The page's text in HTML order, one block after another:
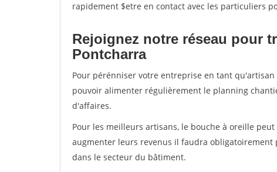
rapidement $etre en contact avec les particuliers
Rejoignez notre réseau pour
Pontcharra
Pour pérénniser votre entreprise en tant
pouvoir alimenter régulièrement le planning
d'affaires.
Pour les meilleurs artisans, le bouche à oreille
augmenter leurs revenus il faudra
dans le secteur du bâtiment.